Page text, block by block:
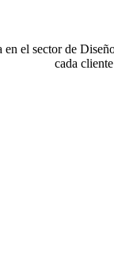
el sector de
cada cliente